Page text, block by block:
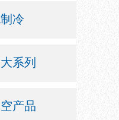
冷
系列
产品